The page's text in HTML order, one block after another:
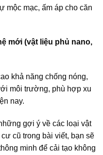
mộc mạc, ấm áp cho căn
mới (vật liệu phủ nano,
khả năng chống nóng,
môi trường, phù hợp xu
nay.
gợi ý về các loại vật
cũ trong bài viết, bạn sẽ
minh để cải tạo không